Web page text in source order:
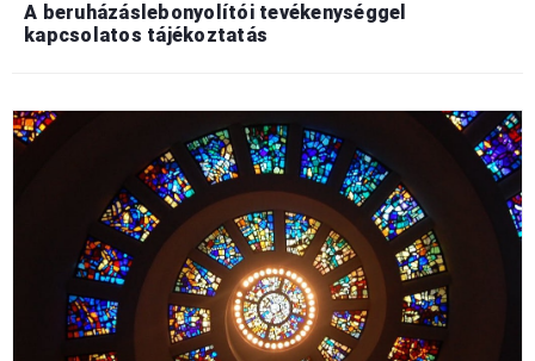
A beruházáslebonyolítói tevékenységgel
kapcsolatos tájékoztatás